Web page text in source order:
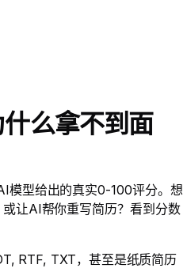
么拿不到面
模型给出的真实0-100评分。想
让AI帮你重写简历？看到分数
RTF, TXT，甚至是纸质简历